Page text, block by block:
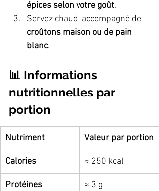
épices selon votre goût.
Servez chaud, accompagné de
croûtons maison ou de pain
blanc.
📊 Informations
nutritionnelles par
portion
Nutriment Valeur par portion
Calories ≈ 250 kcal
Protéines ≈ 3 g